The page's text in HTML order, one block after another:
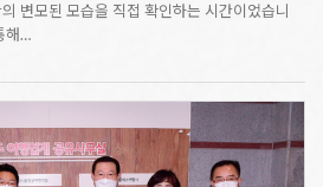
변모된 모습을 직접 확인하는 시간이었습니
해…